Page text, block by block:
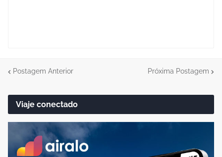
Postagem Anterior Próxima Postagem
Viaje conectado